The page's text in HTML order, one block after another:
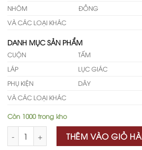
NHÔM
ĐỒNG
VÀ CÁC LOẠI KHÁC
DANH MỤC SẢN PHẨM
CUỘN TẤM
LÁP
LỤC GIÁC
PHỤ KIỆN
DÂY
VÀ CÁC LOẠI KHÁC
Còn 1000 trong kho
THÊM VÀO GIỎ